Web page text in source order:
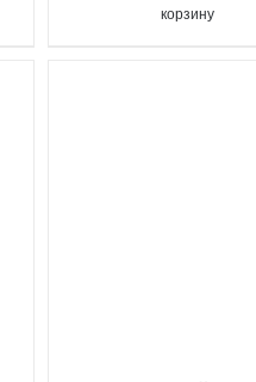
корзину